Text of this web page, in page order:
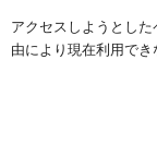
アクセスしようとし
由により現在利用で